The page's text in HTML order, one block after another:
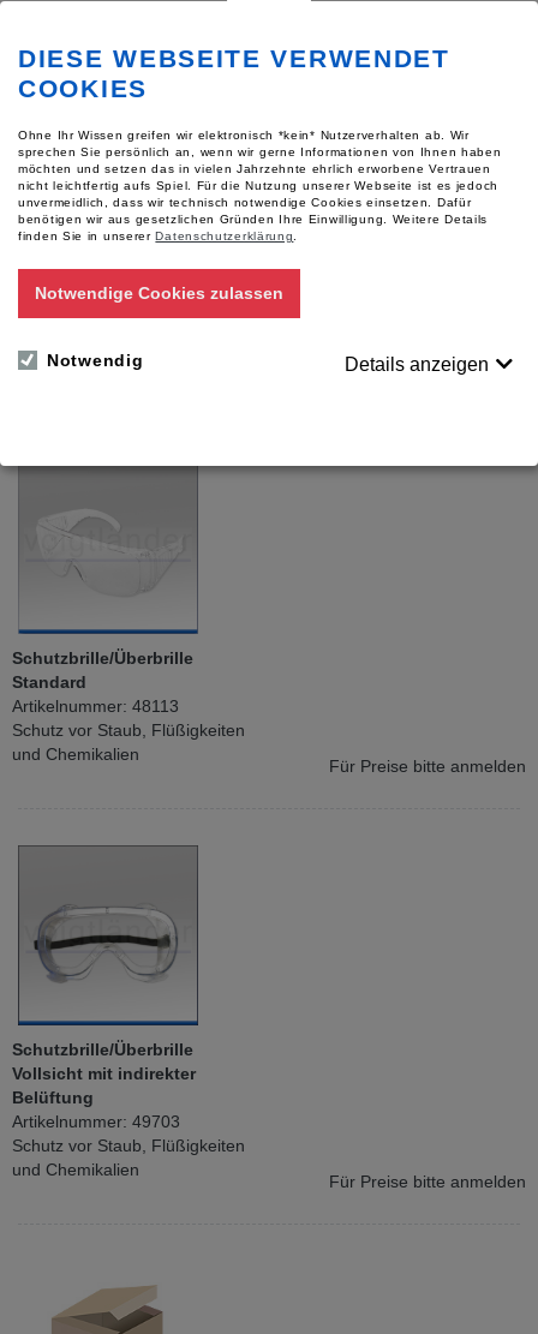
Schutzbrille/Überbrille
Comfort
Artikelnummer: 51132
Flüßigkeiten und Chemikalien
Für Preise bitte anmelden
Schutzbrille/Überbrille
Standard
Artikelnummer: 48113
Schutz vor Staub, Flüßigkeiten
und Chemikalien
Für Preise bitte anmelden
Schutzbrille/Überbrille
Vollsicht mit indirekter
Belüftung
Artikelnummer: 49703
Schutz vor Staub, Flüßigkeiten
und Chemikalien
Für Preise bitte anmelden
DIESE WEBSEITE VERWENDET
COOKIES
Ohne Ihr Wissen greifen wir elektronisch *kein* Nutzerverhalten ab. Wir
sprechen Sie persönlich an, wenn wir gerne Informationen von Ihnen haben
möchten und setzen das in vielen Jahrzehnte ehrlich erworbene Vertrauen
nicht leichtfertig aufs Spiel. Für die Nutzung unserer Webseite ist es jedoch
unvermeidlich, dass wir technisch notwendige Cookies einsetzen. Dafür
benötigen wir aus gesetzlichen Gründen Ihre Einwilligung.
Weitere Details
finden Sie in unsererDatenschutzerklärung
Notwendige Cookies zulassen
Notwendig Details anzeigen